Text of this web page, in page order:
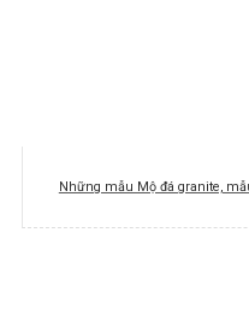
Những mẫu Mộ đá granite,